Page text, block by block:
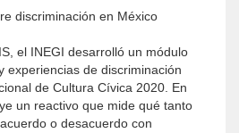
discriminación en México
el INEGI desarrolló un módulo
experiencias de discriminación
de Cultura Cívica 2020. En
un reactivo que mide qué tanto
o desacuerdo con